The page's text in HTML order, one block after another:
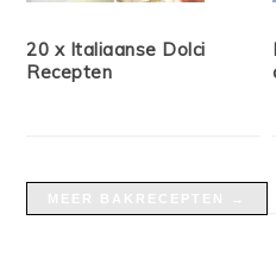
20 x Italiaanse Dolci
Recepten